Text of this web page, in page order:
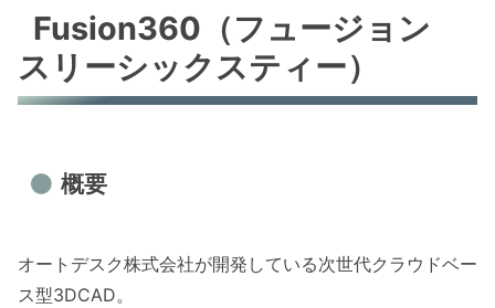
Fusion360（フュージョン
スリーシックスティー）
概要
オートデスク株式会社が開発している次世代クラウドベー
ス型3DCAD。